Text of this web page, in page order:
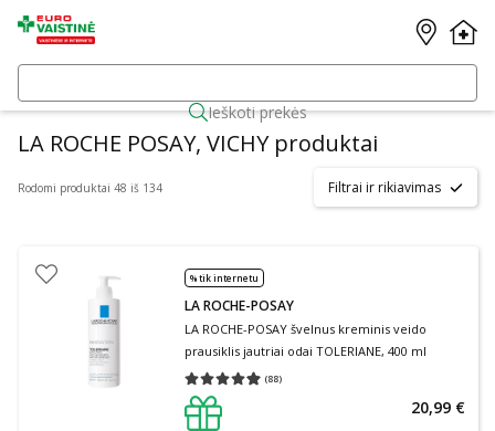
Ieškoti prekės
LA ROCHE POSAY, VICHY produktai
Rodomi produktai 48 iš 134 Filtrai ir rikiavimas
% tik internetu
LA ROCHE-POSAY
LA ROCHE-POSAY švelnus kreminis veido
prausiklis jautriai odai TOLERIANE, 400 ml
(88)
Vidutinis įvertinimas 4.91
20,99 €